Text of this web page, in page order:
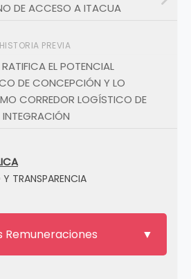
DE ACCESO A ITACUA
HISTORIA PREVIA
EL POTENCIAL
DE CONCEPCIÓN Y LO
CORREDOR LOGÍSTICO DE
INTEGRACIÓN
TRANSPARENCIA
Remuneraciones